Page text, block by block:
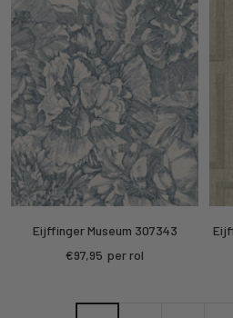
Eijffinger Museum 307343
Kortings
€97,95 per rol